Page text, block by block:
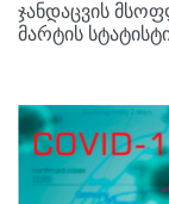
ჯანდაცვის
მარტის